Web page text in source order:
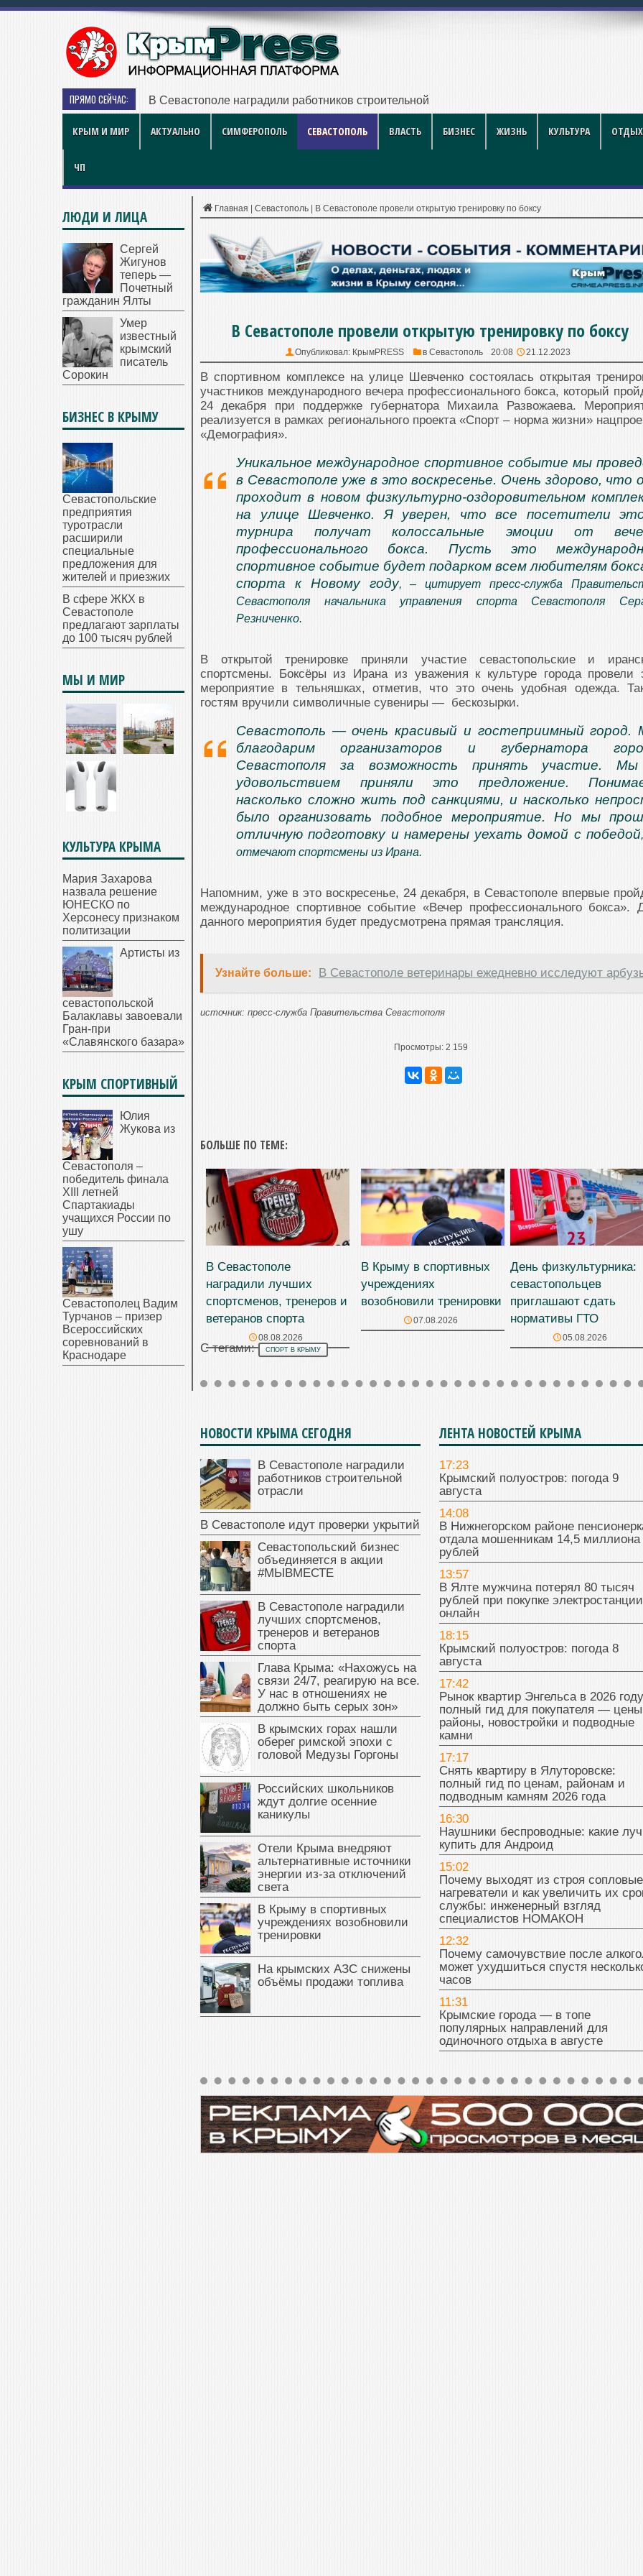
ПРЯМО СЕЙЧАС: В Севастополе наградили работников строительной отрасли
КРЫМ И МИР АКТУАЛЬНО СИМФЕРОПОЛЬ СЕВАСТОПОЛЬ ВЛАСТЬ БИЗНЕС ЖИЗНЬ КУЛЬТУРА
ЧП
Главная Севастополь В Севастополе провели открытую тренировку по боксу
В Севастополе провели открытую тренировку по боксу
Опубликовал: КрымPRESS в Севастополь 20:08 21.12.2023
В спортивном комплексе на улице Шевченко состоялась открытая
участников международного вечера профессионального бокса, который
24 декабря при поддержке губернатора Михаила Развожаева.
реализуется в рамках регионального проекта «Спорт – норма жизни»
«Демография».
Уникальное международное спортивное событие мы
в Севастополе уже в это воскресенье. Очень здорово, что
проходит в новом физкультурно-оздоровительном
на улице Шевченко. Я уверен, что все посетители
турнира получат колоссальные эмоции от
профессионального бокса. Пусть это
спортивное событие будет подарком всем любителям
спорта к Новому году, – цитирует пресс-служба
Севастополя начальника управления спорта Севастополя
Резниченко.
В открытой тренировке приняли участие севастопольские и
спортсмены. Боксёры из Ирана из уважения к культуре города провели
мероприятие в тельняшках, отметив, что это очень удобная одежда.
гостям вручили символичные сувениры — бескозырки.
Севастополь — очень красивый и гостеприимный город.
благодарим организаторов и губернатора
Севастополя за возможность принять участие.
удовольствием приняли это предложение.
насколько сложно жить под санкциями, и насколько
было организовать подобное мероприятие. Но мы
отличную подготовку и намерены уехать домой с победой
отмечают спортсмены из Ирана.
Напомним, уже в это воскресенье, 24 декабря, в Севастополе впервые
международное спортивное событие «Вечер профессионального бокса».
данного мероприятия будет предусмотрена прямая трансляция.
Узнайте больше: В Севастополе ветеринары ежедневно исследуют
источник: пресс-служба Правительства Севастополя
Просмотры: 2 159
БОЛЬШЕ ПО ТЕМЕ:
В Севастополе
наградили лучших
спортсменов, тренеров и
ветеранов спорта
08.08.2026
В Крыму в спортивных
учреждениях
возобновили тренировки
07.08.2026
День физкультурника:
севастопольцев
приглашают сдать
нормативы ГТО
05.08.2026
С тегами: СПОРТ В КРЫМУ
НОВОСТИ КРЫМА СЕГОДНЯ
В Севастополе наградили
работников строительной
отрасли
В Севастополе идут проверки укрытий
Севастопольский бизнес
объединяется в акции
#МЫВМЕСТЕ
В Севастополе наградили
лучших спортсменов,
тренеров и ветеранов
спорта
Глава Крыма: «Нахожусь на
связи 24/7, реагирую на все.
У нас в отношениях не
должно быть серых зон»
В крымских горах нашли
оберег римской эпохи с
головой Медузы Горгоны
Российских школьников
ждут долгие осенние
каникулы
Отели Крыма внедряют
альтернативные источники
энергии из-за отключений
света
В Крыму в спортивных
учреждениях возобновили
тренировки
На крымских АЗС снижены
объёмы продажи топлива
ЛЕНТА НОВОСТЕЙ КРЫМА
17:23
Крымский полуостров: погода 9
августа
14:08
В Нижнегорском районе
отдала мошенникам 14,5 миллиона
рублей
13:57
В Ялте мужчина потерял 80 тысяч
рублей при покупке электростанции
онлайн
18:15
Крымский полуостров: погода 8
августа
17:42
Рынок квартир Энгельса в 2026
полный гид для покупателя —
районы, новостройки и подводные
камни
17:17
Снять квартиру в Ялуторовске:
полный гид по ценам, районам и
подводным камням 2026 года
16:30
Наушники беспроводные: какие
купить для Андроид
15:02
Почему выходят из строя сопловые
нагреватели и как увеличить их
службы: инженерный взгляд
специалистов НОМАКОН
12:32
Почему самочувствие после
может ухудшиться спустя
часов
11:31
Крымские города — в топе
популярных направлений для
одиночного отдыха в августе
ЛЮДИ И ЛИЦА
Сергей
Жигунов
теперь —
Почетный
гражданин Ялты
Умер
известный
крымский
писатель
Сорокин
БИЗНЕС В КРЫМУ
Севастопольские
предприятия
туротрасли
расширили
специальные
предложения для
жителей и приезжих
В сфере ЖКХ в
Севастополе
предлагают зарплаты
до 100 тысяч рублей
МЫ И МИР
КУЛЬТУРА КРЫМА
Мария Захарова
назвала решение
ЮНЕСКО по
Херсонесу признаком
политизации
Артисты из
севастопольской
Балаклавы завоевали
Гран-при
«Славянского базара»
КРЫМ СПОРТИВНЫЙ
Юлия
Жукова из
Севастополя –
победитель финала
XIII летней
Спартакиады
учащихся России по
ушу
Севастополец Вадим
Турчанов – призер
Всероссийских
соревнований в
Краснодаре